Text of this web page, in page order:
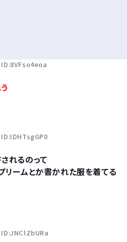
れるのって
リームとか書かれた服を着てる